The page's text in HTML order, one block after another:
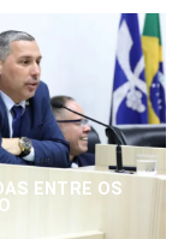
ENTRE OS